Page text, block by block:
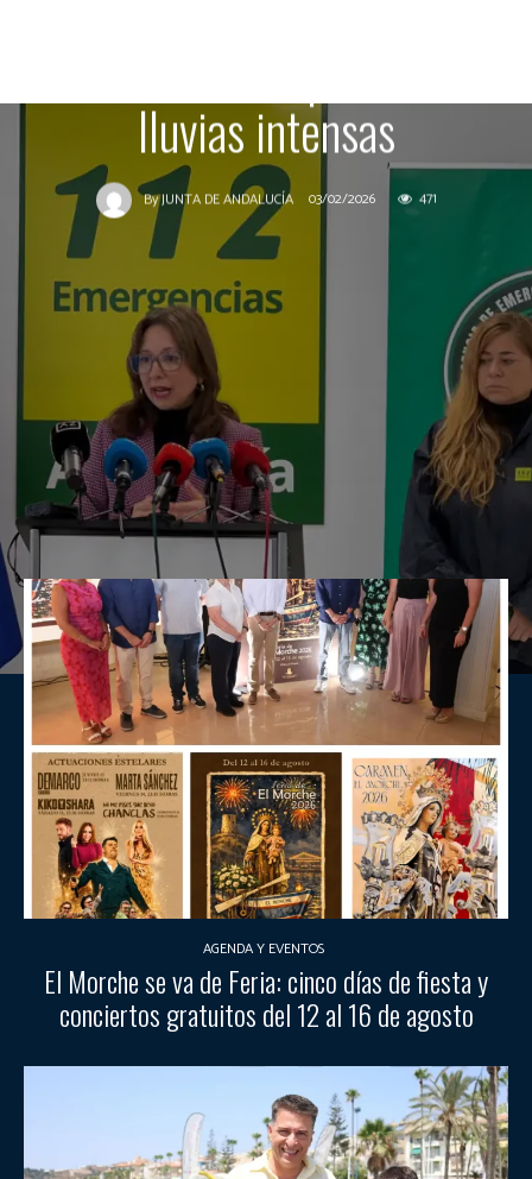
lluvias intensas
ByJUNTA DE ANDALUCÍA 03/02/2026 471
AGENDA Y EVENTOS
El Morche se va de Feria: cinco días de fiesta y
conciertos gratuitos del 12 al 16 de agosto